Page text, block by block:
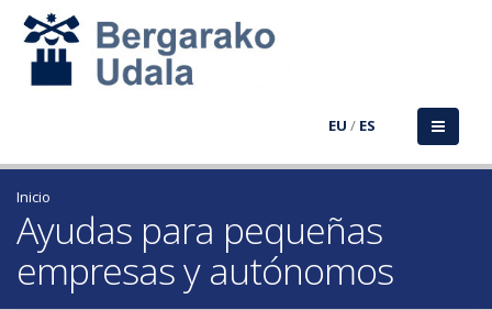
EU / ES
Inicio
Ayudas para pequeñas
empresas y autónomos